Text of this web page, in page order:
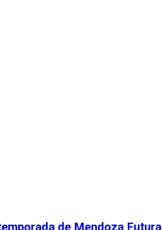
de Mendoza Futura